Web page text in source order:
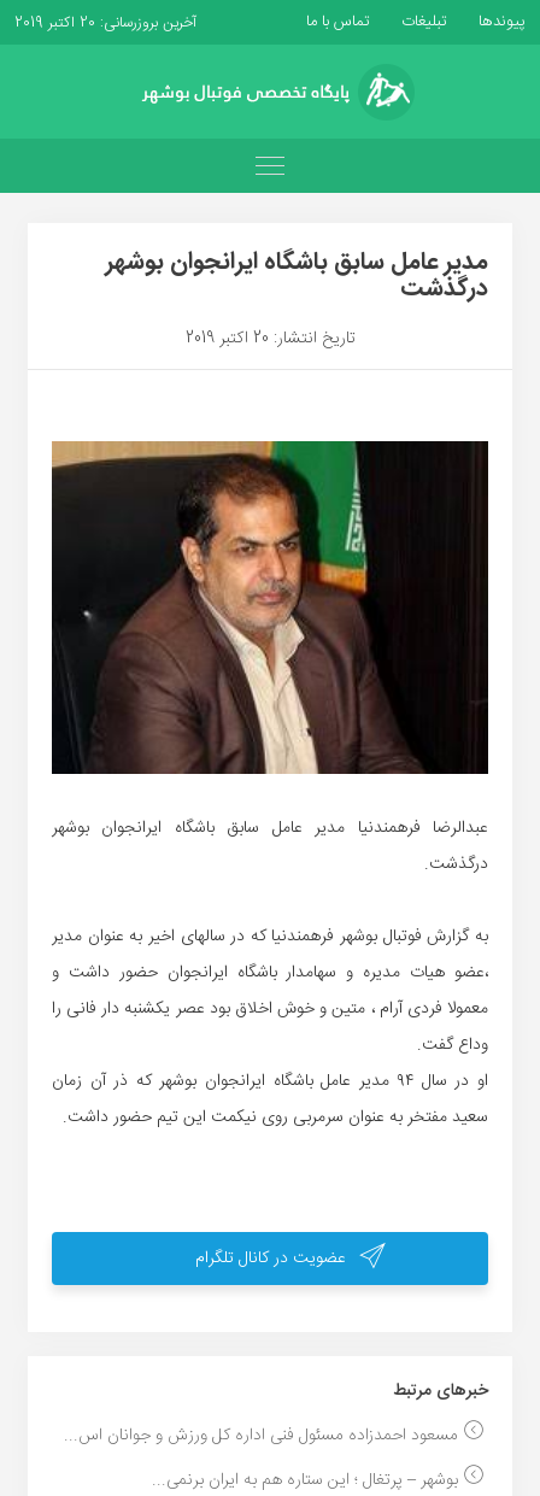
پیوندها تبلیغات تماس با ما آخرین بروزرسانی: 20 اکتبر 2019
مدیر عامل سابق باشگاه ایرانجوان بوشهر
درگذشت
تاریخ انتشار: 20 اکتبر 2019
عبدالرضا فرهمندنیا مدیر عامل سابق باشگاه ایرانجوان بوشهر
درگذشت.
به گزارش فوتبال بوشهر فرهمندنیا که در سالهای اخیر به عنوان مدیر
،عضو هیات مدیره و سهامدار باشگاه ایرانجوان حضور داشت و
معمولا فردی آرام ، متین و خوش اخلاق بود عصر یکشنبه دار فانی را
وداع گفت.
او در سال ۹۴ مدیر عامل باشگاه ایرانجوان بوشهر که ذر آن زمان
سعید مفتخر به عنوان سرمربی روی نیکمت این تیم حضور داشت.
عضویت در کانال تلگرام
خبر‌های مرتبط
مسعود احمدزاده مسئول فنی اداره کل ورزش و جوانان اس...
بوشهر – پرتغال ؛ این ستاره هم به ایران برنمی...